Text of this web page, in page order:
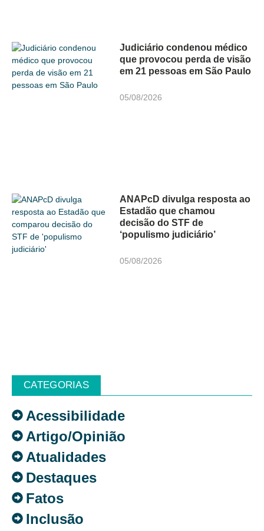
Judiciário condenou médico
que provocou perda de visão
em 21 pessoas em São Paulo
05/08/2026
ANAPcD divulga resposta ao
Estadão que chamou
decisão do STF de
‘populismo judiciário’
05/08/2026
CATEGORIAS
Acessibilidade
Artigo/Opinião
Atualidades
Destaques
Fatos
Inclusão